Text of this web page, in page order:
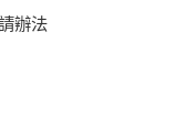
辦法